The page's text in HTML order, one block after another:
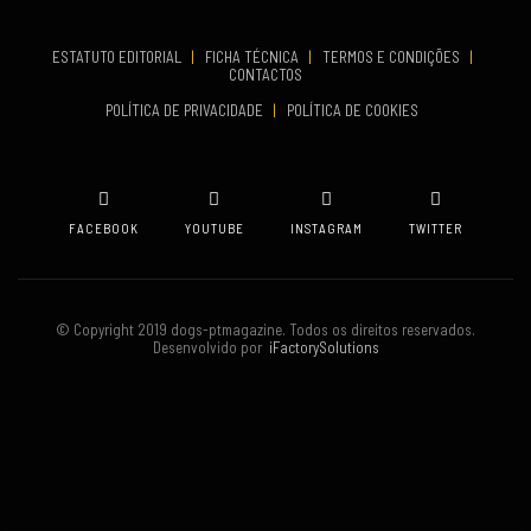
ESTATUTO EDITORIAL | FICHA TÉCNICA | TERMOS E CONDIÇÕES
|
CONTACTOS
POLÍTICA DE PRIVACIDADE
| POLÍTICA DE COOKIES
FACEBOOK YOUTUBE INSTAGRAM TWITTER
© Copyright 2019 dogs-ptmagazine. Todos os direitos reservados.
Desenvolvido poriFactorySolutions